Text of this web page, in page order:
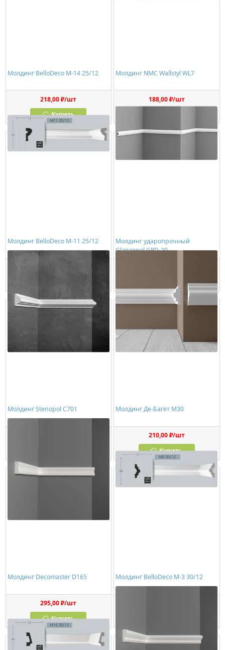
Молдинг BelloDeco М-14 25/12
218,00 ₽/шт
Купить
Молдинг NMC Wallstyl WL7
188,00 ₽/шт
Молдинг BelloDeco М-11 25/12
Молдинг ударопрочный
Glanzepol GPD-20
Молдинг Stenopol C701 Молдинг Де-Багет М30
210,00 ₽/шт
Купить
Молдинг Decomaster D165
295,00 ₽/шт
Купить
Молдинг BelloDeco М-3 30/12